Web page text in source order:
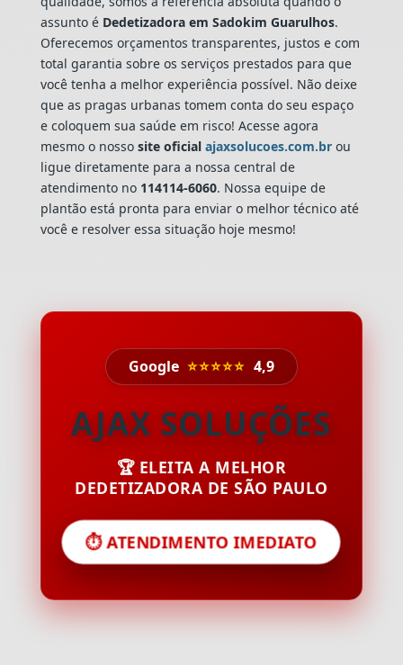
assunto é Dedetizadora em Sadokim Guarulhos.
Oferecemos orçamentos transparentes, justos e com
total garantia sobre os serviços prestados para que
você tenha a melhor experiência possível. Não deixe
que as pragas urbanas tomem conta do seu espaço
e coloquem sua saúde em risco! Acesse agora
mesmo o nossosite oficial ajaxsolucoes.com.brou
ligue diretamente para a nossa central de
atendimento no 114114-6060. Nossa equipe de
plantão está pronta para enviar o melhor técnico até
você e resolver essa situação hoje mesmo!
Google ⭐⭐⭐⭐⭐ 4,9
AJAX SOLUÇÕES
🏆 ELEITA A MELHOR
DEDETIZADORA DE SÃO PAULO
⏱️ ATENDIMENTO IMEDIATO